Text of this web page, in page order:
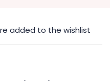
added to the wishlist